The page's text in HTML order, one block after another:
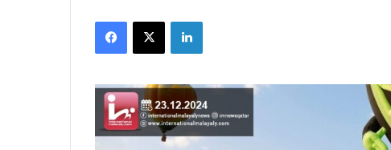
Facebook
X LinkedIn